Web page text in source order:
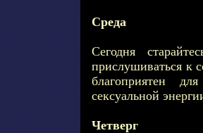
Среда
Сегодня
прислушиваться к
благоприятен
сексуальной
Четверг